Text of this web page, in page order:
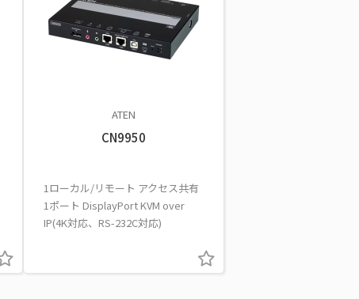
ATEN
CN9950
1ローカル/リモート アクセス共有
1ポート DisplayPort KVM over
IP(4K対応、RS-232C対応)